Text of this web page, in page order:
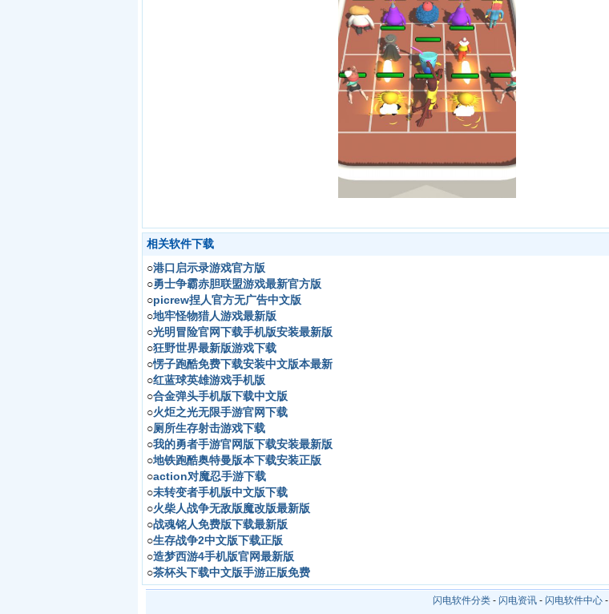
相关软件下载
○港口启示录游戏官方版
○勇士争霸赤胆联盟游戏最新官方版
○picrew捏人官方无广告中文版
○地牢怪物猎人游戏最新版
○光明冒险官网下载手机版安装最新版
○狂野世界最新版游戏下载
○愣子跑酷免费下载安装中文版本最新
○红蓝球英雄游戏手机版
○合金弹头手机版下载中文版
○火炬之光无限手游官网下载
○厕所生存射击游戏下载
○我的勇者手游官网版下载安装最新版
○地铁跑酷奥特曼版本下载安装正版
○action对魔忍手游下载
○未转变者手机版中文版下载
○火柴人战争无敌版魔改版最新版
○战魂铭人免费版下载最新版
○生存战争2中文版下载正版
○造梦西游4手机版官网最新版
○茶杯头下载中文版手游正版免费
闪电软件分类- 闪电资讯- 闪电软件中心-